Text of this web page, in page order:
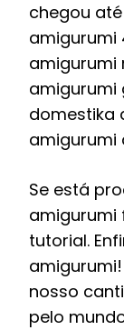
chegou
amigurumi
amigurumi
amigurumi
domestika
amigurumi
Se está
amigurumi
tutorial.
nosso
pelo